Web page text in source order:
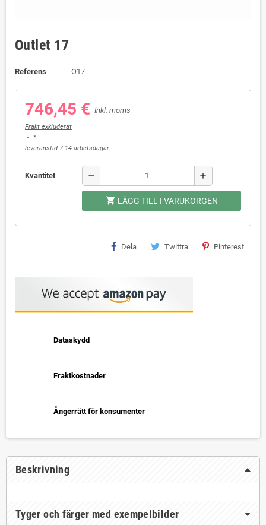
Outlet 17
Referens O17
746,45 € Inkl. moms
Frakt exkluderat
*
leveranstid 7-14 arbetsdagar
Kvantitet remove add
shopping_cart LÄGG TILL I VARUKORGEN
Dela Twittra Pinterest
Dataskydd
Fraktkostnader
Ångerrätt för konsumenter
Beskrivning
Tyger och färger med exempelbilder